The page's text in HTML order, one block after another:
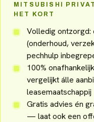
MITSUBISHI
HET KORT
Volledig ontzorgd:
(onderhoud,
pechhulp
100%
vergelijkt álle
leasemaatschappij
Gratis advies én
— laat ook een